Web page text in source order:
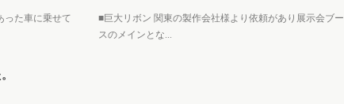
った車に乗せて
■巨大リボン 関東の製作会社様より依頼があり展示会ブー
スのメインとな...